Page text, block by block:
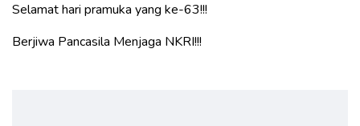
Selamat hari pramuka yang ke-63!!!
Berjiwa Pancasila Menjaga NKRI!!!